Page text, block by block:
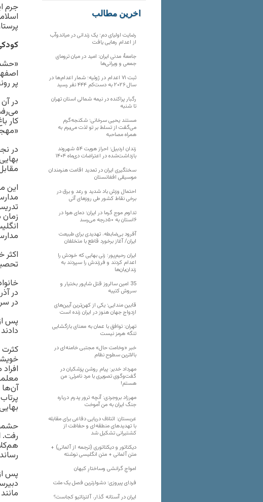
جرم
پر
در
کار
در
این
در
پس
آن‌ها
رفت.
پس
آخرین مطالب
رضایت اولیای دم؛ یک زندانی در میاندوآب
از اعدام رهایی یافت
جامعهٔ مدنی ایران: امید در میان ترومای
جمعی و ویرانی‌ها
ثبت ۷۱ اعدام در ژوئیه؛ شمار اعدام‌ها در
سال ۲۰۲۶ به دست‌کم ۴۴۴ نفر رسید
رگبار پراکنده در نیمه شمالی استان تهران
تا شنبه
مستند یحیی سرخانی؛ شکنجه‌گرم
می‌گفت از تسلط بر تو لذت می‌برم به
همراه مصاحبه
زندان اردبیل؛ احراز هویت ۵۴ شهروند
بازداشت‌شده در اعتراضات دی‌ماه ۱۴۰۴
سختگیری ایران در تمدید اقامت هنرمندان
موسیقی افغانستان
احتمال وزش باد شدید و رعد و برق در
برخی نقاط کشور طی روزهای آتی
تداوم موج گرما در ایران؛ دمای هوا در
۶استان به ۵۰درجه می‌رسد
آفرود بی‌ضابطه، تهدیدی برای طبیعت
ایران/ آغاز برخورد قاطع با متخلفان
ایران رحیم‌پور؛ زنی بهایی که خودش را
اعدام کردند و فرزندش را سپردند به
زندان‌بان‌ها
35 امین سالروز قتل شاپور بختیار و
سروش کتیبه
قابین مندایی؛ یکی از کهن‌ترین آیین‌های
ازدواج جهان هنوز در ایران زنده است
تهران: توافق با عمان به معنای بازگشایی
تنگه هرمز نیست
خبر «وخامت حال» مجتبی خامنه‌ای در
بالاترین سطوح نظام
مهرداد خدیر: پیام روشن پزشکیان در
گفت‌و‌گوی تصویری با مرد نامرئی: من
هستم!
مهرزاد بروجردی: آنچه ترور پدرم درباره
جنگ ایران به من آموخت
عربستان: ائتلاف دریایی دفاعی برای مقابله
با تهدیدهای منطقه‌ای و حفاظت از
کشتیرانی تشکیل شد
دیکتاتور و دیکتاتوری (ترجمه از آلمانی) +
متن آلمانی + متن انگلیسی نوشته
‌امواجِ گرانشی وساختارِ کیهان
فردای پیروزی؛ دشوارترین فصل یک ملت
ایران در آستانه گذار، آلترناتیو کجاست؟